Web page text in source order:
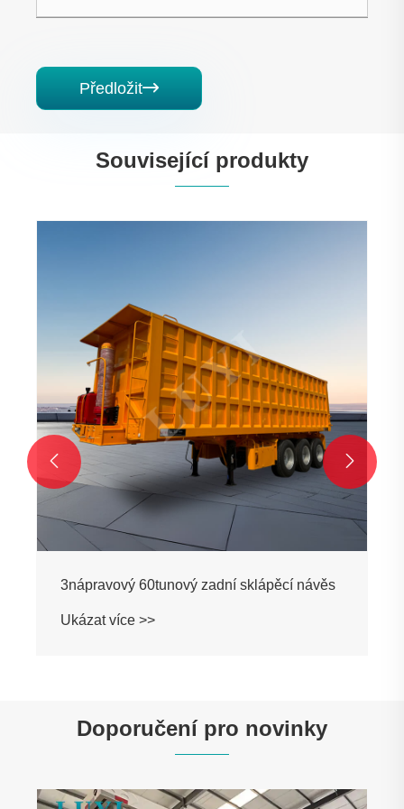
Předložit
Související produkty
Ukázat více >>
 
Doporučení pro novinky